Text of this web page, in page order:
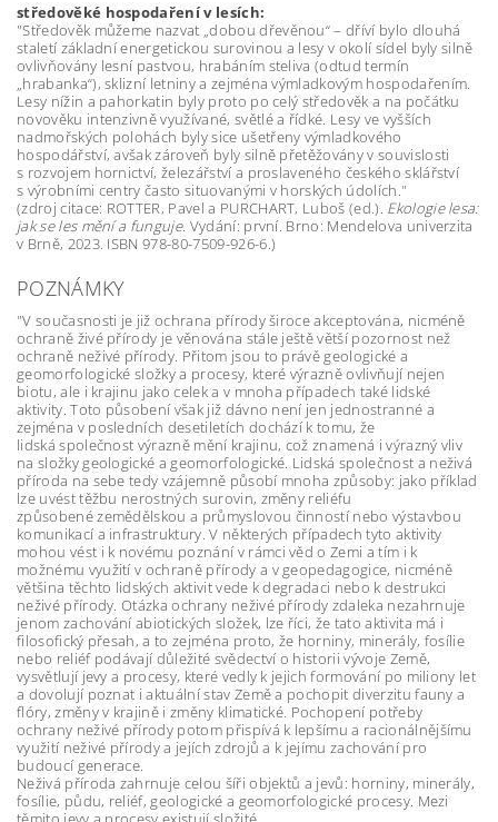
středověké hospodaření v lesích:
"Středověk můžeme nazvat „dobou dřevěnou“ – dříví bylo dlouhá
staletí základní energetickou surovinou a lesy v okolí sídel byly silně
ovlivňovány lesní pastvou, hrabáním steliva (odtud termín
„hrabanka“), sklizní letniny a zejména výmladkovým hospodařením.
Lesy nížin a pahorkatin byly proto po celý středověk a na počátku
novověku intenzivně využívané, světlé a řídké. Lesy ve vyšších
nadmořských polohách byly sice ušetřeny výmladkového
hospodářství, avšak zároveň byly silně přetěžovány v souvislosti
s rozvojem hornictví, železářství a proslaveného českého sklářství
s výrobními centry často situovanými v horských údolích."
(zdroj citace: ROTTER, Pavel a PURCHART, Luboš (ed.). Ekologie lesa:
jak se les mění a funguje. Vydání: první. Brno: Mendelova univerzita
v Brně, 2023. ISBN 978-80-7509-926-6.)
POZNÁMKY
"V současnosti je již ochrana přírody široce akceptována, nicméně
ochraně živé přírody je věnována stále ještě větší pozornost než
ochraně neživé přírody. Přitom jsou to právě geologické a
geomorfologické složky a procesy, které výrazně ovlivňují nejen
biotu, ale i krajinu jako celek a v mnoha případech také lidské
aktivity. Toto působení však již dávno není jen jednostranné a
zejména v posledních desetiletích dochází k tomu, že
lidská společnost výrazně mění krajinu, což znamená i výrazný vliv
na složky geologické a geomorfologické. Lidská společnost a neživá
příroda na sebe tedy vzájemně působí mnoha způsoby: jako příklad
lze uvést těžbu nerostných surovin, změny reliéfu
způsobené zemědělskou a průmyslovou činností nebo výstavbou
komunikací a infrastruktury. V některých případech tyto aktivity
mohou vést i k novému poznání v rámci věd o Zemi a tím i k
možnému využití v ochraně přírody a v geopedagogice, nicméně
většina těchto lidských aktivit vede k degradaci nebo k destrukci
neživé přírody. Otázka ochrany neživé přírody zdaleka nezahrnuje
jenom zachování abiotických složek, lze říci, že tato aktivita má i
filosofický přesah, a to zejména proto, že horniny, minerály, fosílie
nebo reliéf podávají důležité svědectví o historii vývoje Země,
vysvětlují jevy a procesy, které vedly k jejich formování po miliony let
a dovolují poznat i aktuální stav Země a pochopit diverzitu fauny a
flóry, změny v krajině i změny klimatické. Pochopení potřeby
ochrany neživé přírody potom přispívá k lepšímu a racionálnějšímu
využití neživé přírody a jejích zdrojů a k jejímu zachování pro
budoucí generace.
Neživá příroda zahrnuje celou šíři objektů a jevů: horniny, minerály,
fosílie, půdu, reliéf, geologické a geomorfologické procesy. Mezi